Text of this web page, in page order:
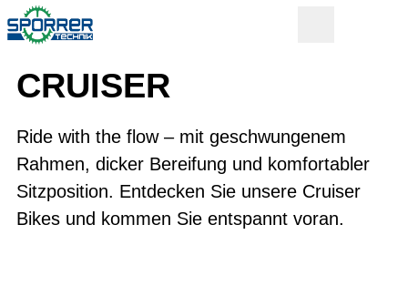
CRUISER
Ride with the flow – mit geschwungenem
Rahmen, dicker Bereifung und komfortabler
Sitzposition. Entdecken Sie unsere Cruiser
Bikes und kommen Sie entspannt voran.